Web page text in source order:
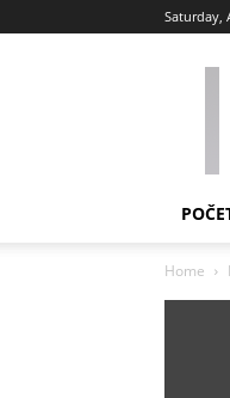
Saturday,
Home